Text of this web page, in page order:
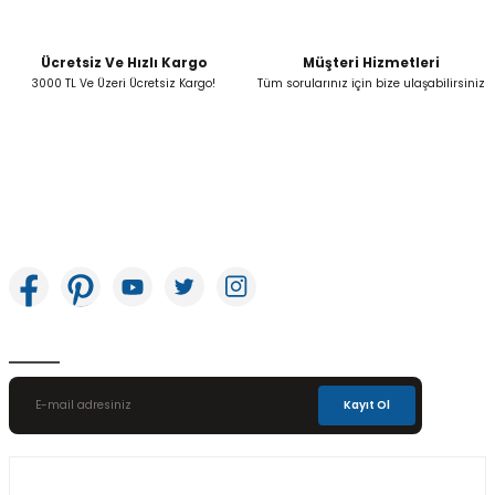
Gönder
Ücretsiz Ve Hızlı Kargo
3000 TL Ve Üzeri Ücretsiz Kargo!
Müşteri Hizmetleri
Tüm sorularınız için bize ulaşabilirsiniz
Kayıt Ol